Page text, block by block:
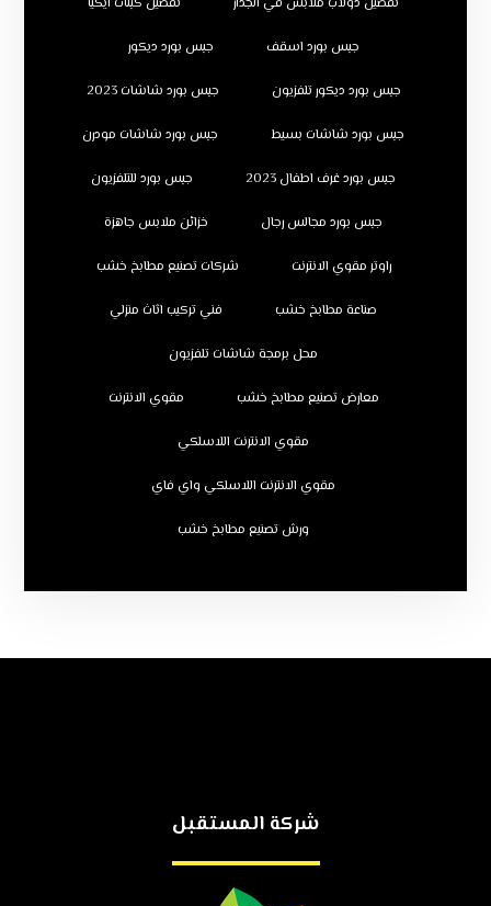
جبس بورد اسقف جبس بورد ديكور
جبس بورد ديكور تلفزيون جبس بورد شاشات 2023
جبس بورد شاشات بسيط جبس بورد شاشات مودرن
جبس بورد غرف اطفال 2023 جبس بورد للتلفزيون
جبس بورد مجالس رجال خزائن ملابس جاهزة
راوتر مقوي الانترنت شركات تصنيع مطابخ خشب
صناعة مطابخ خشب فني تركيب اثاث منزلي
محل برمجة شاشات تلفزيون
معارض تصنيع مطابخ خشب مقوي الانترنت
مقوي الانترنت اللاسلكي
مقوي الانترنت اللاسلكي واي فاي
ورش تصنيع مطابخ خشب
شركة المستقبل